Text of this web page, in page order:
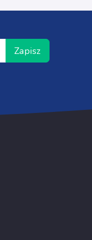
Zapisz